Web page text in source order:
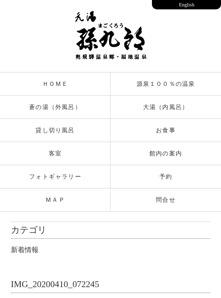
ＨＯＭＥ 源泉１００％の温泉
蒼の湯（外風呂） 大湯（内風呂）
貸し切り風呂 お食事
客室 館内の案内
フォトギャラリー 予約
ＭＡＰ 問合せ
English
カテゴリ
新着情報
IMG_20200410_072245